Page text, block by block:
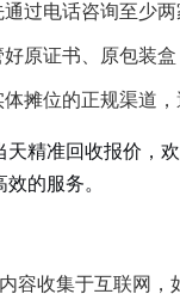
通过电话咨询至少
好原证书、原包装
摊位的正规渠道
天精准回收报价，
的服务。
容收集于互联网，